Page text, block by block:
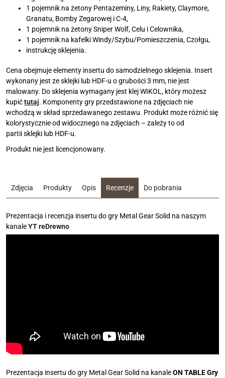
1 pojemnik na żetony Pentazeminy, Liny, Rakiety, Claymore,
Granatu, Bomby Zegarowej i C-4,
1 pojemnik na żetony Sniper Wolf, Celu i Celownika,
1 pojemnik na kafelki Windy/Szybu/Pomieszczenia, Czołgu,
instrukcję sklejenia.
Cena obejmuje elementy insertu do samodzielnego sklejenia. Insert
wykonany jest ze sklejki lub HDF-u o grubości 3 mm, nie jest
malowany. Do sklejenia wymagany jest klej WIKOL, który możesz
kupićtutaj. Komponenty gry przedstawione na zdjęciach nie
wchodzą w skład sprzedawanego zestawu. Produkt może różnić się
kolorystycznie od widocznego na zdjęciach – zależy to od
partii sklejki lub HDF-u.
Produkt nie jest licencjonowany.
Zdjęcia Produkty Opis Recenzje Do pobrania
Prezentacja i recenzja insertu do gry Metal Gear Solid na naszym
kanaleYT reDrewno
Prezentacja insertu do gry Metal Gear Solid na kanaleON TABLE Gry